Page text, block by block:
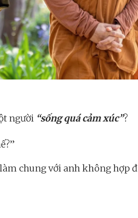
người “sống quá cảm xúc”?
chung với anh không hợp